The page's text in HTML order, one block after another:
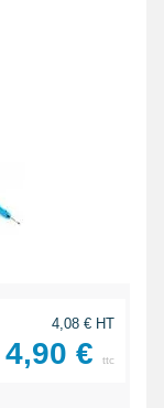
4,08 € HT
4,90 € ttc